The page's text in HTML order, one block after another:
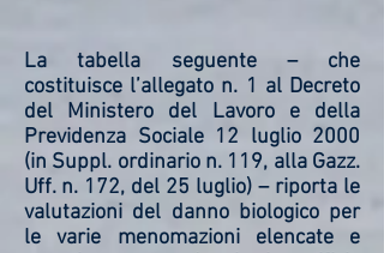
La tabella seguente – che
costituisce l’allegato n. 1 al Decreto
del Ministero del Lavoro e della
Previdenza Sociale 12 luglio 2000
(in Suppl. ordinario n. 119, alla Gazz.
Uff. n. 172, del 25 luglio) – riporta le
valutazioni del danno biologico per
le varie menomazioni elencate e